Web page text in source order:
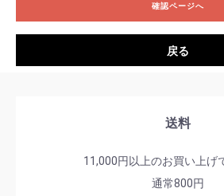
確認ページへ
戻る
送料
11,000円以上のお買い上げ
通常800円